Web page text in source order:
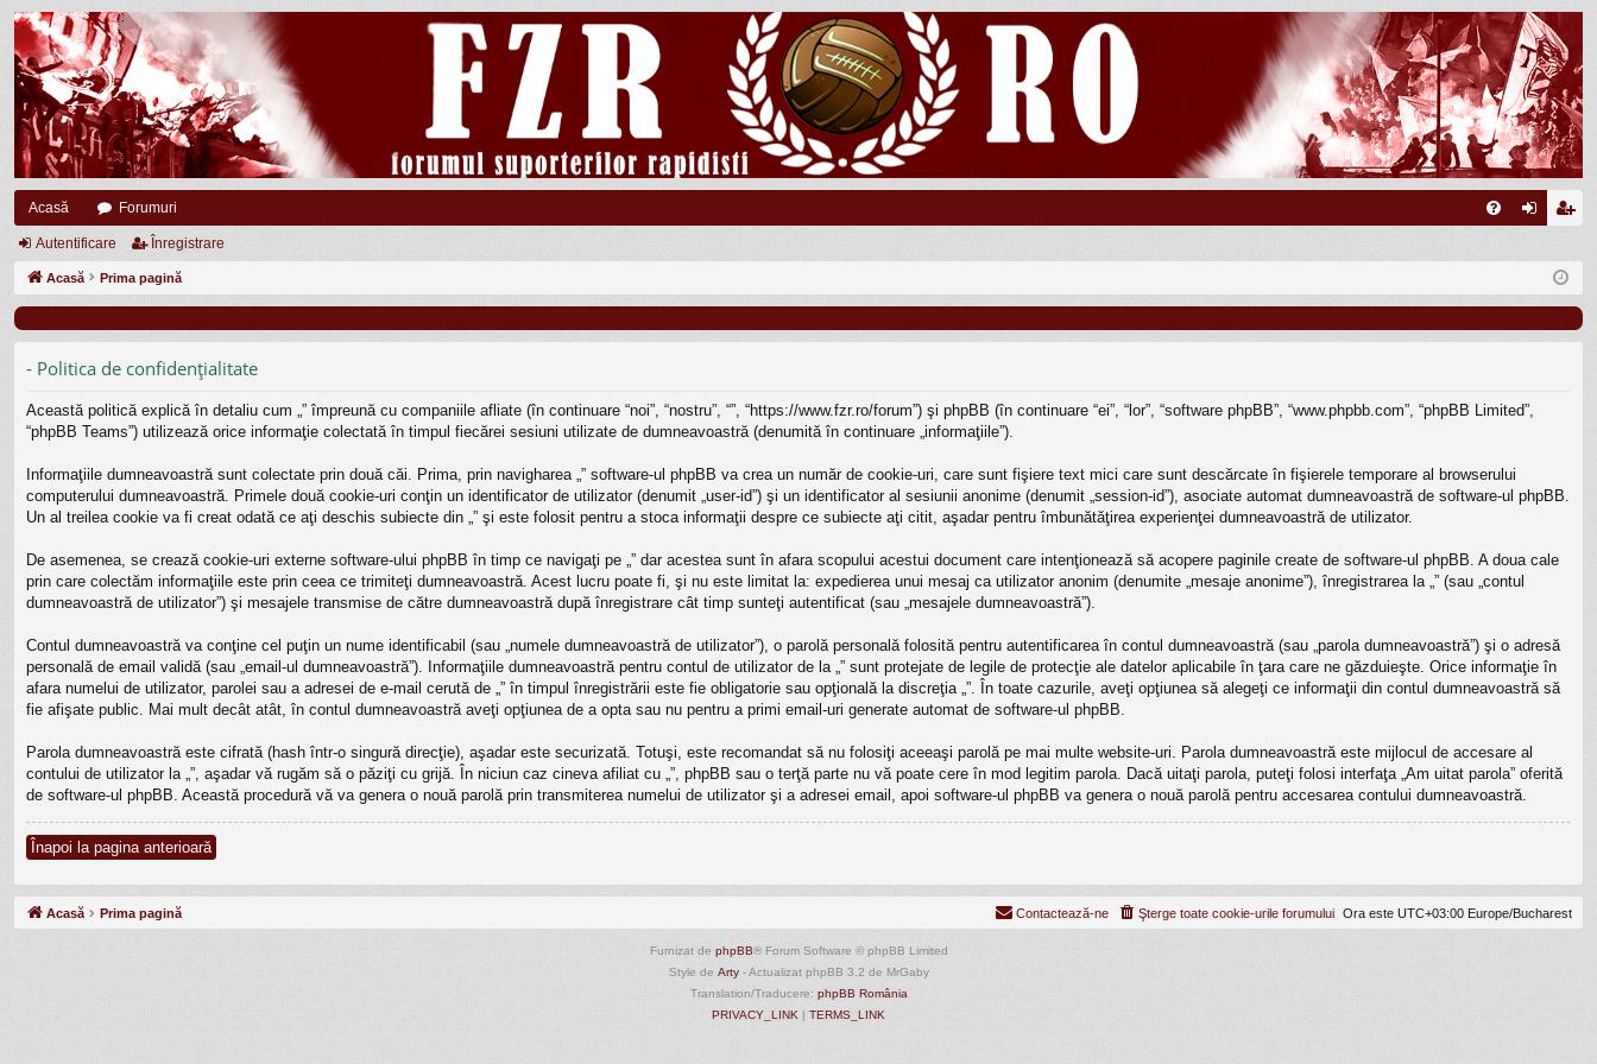
Acasă Forumuri
eg
Autentificare Înregistrare
Acasă Prima pagină
- Politica de confidenţialitate
Această politică explică în detaliu cum „” împreună cu companiile afliate (în continuare “noi”, “nostru”, “”, “https://www.fzr.ro/forum”) şi phpBB (în continuare “ei”, “lor”, “software phpBB”, “www.phpbb.com”, “phpBB Limited”,
“phpBB Teams”) utilizează orice informaţie colectată în timpul fiecărei sesiuni utilizate de dumneavoastră (denumită în continuare „informaţiile”).
Informaţiile dumneavoastră sunt colectate prin două căi. Prima, prin navigharea „” software-ul phpBB va crea un număr de cookie-uri, care sunt fişiere text mici care sunt descărcate în fişierele temporare al browserului
computerului dumneavoastră. Primele două cookie-uri conţin un identificator de utilizator (denumit „user-id”) şi un identificator al sesiunii anonime (denumit „session-id”), asociate automat dumneavoastră de software-ul phpBB.
Un al treilea cookie va fi creat odată ce aţi deschis subiecte din „” şi este folosit pentru a stoca informaţii despre ce subiecte aţi citit, aşadar pentru îmbunătăţirea experienţei dumneavoastră de utilizator.
De asemenea, se crează cookie-uri externe software-ului phpBB în timp ce navigaţi pe „” dar acestea sunt în afara scopului acestui document care intenţionează să acopere paginile create de software-ul phpBB. A doua cale
prin care colectăm informaţiile este prin ceea ce trimiteţi dumneavoastră. Acest lucru poate fi, şi nu este limitat la: expedierea unui mesaj ca utilizator anonim (denumite „mesaje anonime”), înregistrarea la „” (sau „contul
dumneavoastră de utilizator”) şi mesajele transmise de către dumneavoastră după înregistrare cât timp sunteţi autentificat (sau „mesajele dumneavoastră”).
Contul dumneavoastră va conţine cel puţin un nume identificabil (sau „numele dumneavoastră de utilizator”), o parolă personală folosită pentru autentificarea în contul dumneavoastră (sau „parola dumneavoastră”) şi o adresă
personală de email validă (sau „email-ul dumneavoastră”). Informaţiile dumneavoastră pentru contul de utilizator de la „” sunt protejate de legile de protecţie ale datelor aplicabile în ţara care ne găzduieşte. Orice informaţie în
afara numelui de utilizator, parolei sau a adresei de e-mail cerută de „” în timpul înregistrării este fie obligatorie sau opţională la discreţia „”. În toate cazurile, aveţi opţiunea să alegeţi ce informaţii din contul dumneavoastră să
fie afişate public. Mai mult decât atât, în contul dumneavoastră aveţi opţiunea de a opta sau nu pentru a primi email-uri generate automat de software-ul phpBB.
Parola dumneavoastră este cifrată (hash într-o singură direcţie), aşadar este securizată. Totuşi, este recomandat să nu folosiţi aceeaşi parolă pe mai multe website-uri. Parola dumneavoastră este mijlocul de accesare al
contului de utilizator la „”, aşadar vă rugăm să o păziţi cu grijă. În niciun caz cineva afiliat cu „”, phpBB sau o terţă parte nu vă poate cere în mod legitim parola. Dacă uitaţi parola, puteţi folosi interfaţa „Am uitat parola” oferită
de software-ul phpBB. Această procedură vă va genera o nouă parolă prin transmiterea numelui de utilizator şi a adresei email, apoi software-ul phpBB va genera o nouă parolă pentru accesarea contului dumneavoastră.
Înapoi la pagina anterioară
Acasă Prima pagină Ora este UTC+03:00 Europe/Bucharest
Şterge toate cookie-urile forumului
Contactează-ne
Furnizat de phpBB® Forum Software © phpBB Limited
Style de Arty- Actualizat phpBB 3.2 de MrGaby
Translation/Traducere: phpBB România
PRIVACY_LINK | TERMS_LINK